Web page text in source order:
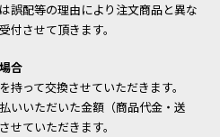
誤配等の理由により注文商品と異な
付させて頂きます。
合
って交換させていただきます。
いいただいた金額（商品代金・送
せていただきます。